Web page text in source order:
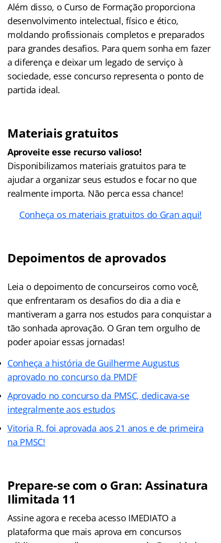
Além disso, o Curso de Formação proporciona
desenvolvimento intelectual, físico e ético,
moldando profissionais completos e preparados
para grandes desafios. Para quem sonha em fazer
a diferença e deixar um legado de serviço à
sociedade, esse concurso representa o ponto de
partida ideal.
Materiais gratuitos
Aproveite esse recurso valioso!
Disponibilizamos materiais gratuitos para te
ajudar a organizar seus estudos e focar no que
realmente importa. Não perca essa chance!
Conheça os materiais gratuitos do Gran aqui!
Depoimentos de aprovados
Leia o depoimento de concurseiros como você,
que enfrentaram os desafios do dia a dia e
mantiveram a garra nos estudos para conquistar a
tão sonhada aprovação. O Gran tem orgulho de
poder apoiar essas jornadas!
Conheça a história de Guilherme Augustus
aprovado no concurso da PMDF
Aprovado no concurso da PMSC, dedicava-se
integralmente aos estudos
Vitoria R. foi aprovada aos 21 anos e de primeira
na PMSC!
Prepare-se com o Gran: Assinatura
Ilimitada 11
Assine agora e receba acesso IMEDIATO a
plataforma que mais aprova em concursos